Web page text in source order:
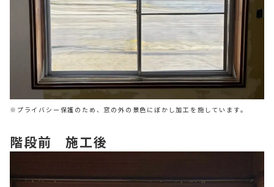
※プライバシー保護のため、窓の外の景色にぼかし加工を施しています。
階段前 施工後